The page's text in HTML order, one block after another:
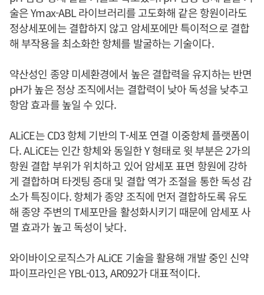
술은 Ymax-ABL 라이브러리를 고도화해 같은 항원이라도
정상세포에는 결합하지 않고 암세포에만 특이적으로 결합
해 부작용을 최소화한 항체를 발굴하는 기술이다.
약산성인 종양 미세환경에서 높은 결합력을 유지하는 반면
pH가 높은 정상 조직에서는 결합력이 낮아 독성을 낮추고
항암 효과를 높일 수 있다.
ALiCE는 CD3 항체 기반의 T-세포 연결 이중항체 플랫폼이
다. ALiCE는 인간 항체와 동일한 Y 형태로 윗 부분은 2가의
항원 결합 부위가 위치하고 있어 암세포 표면 항원에 강하
게 결합하며 타겟팅 증대 및 결합 역가 조절을 통한 독성 감
소가 특징이다. 항체가 종양 조직에 먼저 결합하도록 유도
해 종양 주변의 T세포만을 활성화시키기 때문에 암세포 사
멸 효과가 높고 독성이 낮다.
와이바이오로직스가 ALiCE 기술을 활용해 개발 중인 신약
파이프라인은 YBL-013, AR092가 대표적이다.